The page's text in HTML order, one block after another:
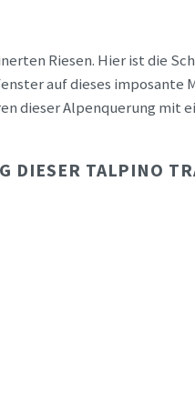
Riesen. Hier ist die
auf dieses imposante
dieser Alpenquerung mit
TALPINO